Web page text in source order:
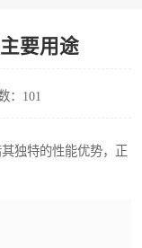
要用途
：101
独特的性能优势，正